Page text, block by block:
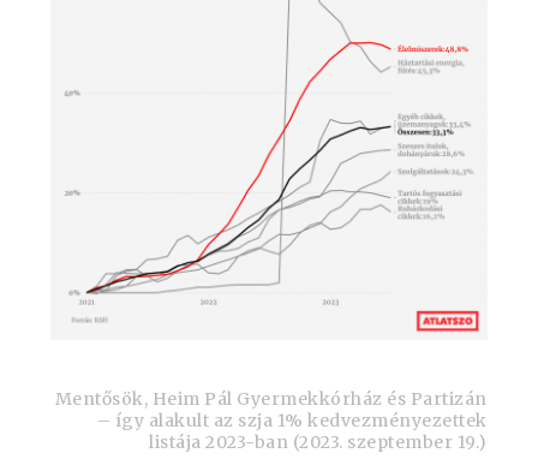
Mentősök, Heim Pál Gyermekkórház és Partizán
– így alakult az szja 1% kedvezményezettek
listája 2023-ban (2023. szeptember 19.)